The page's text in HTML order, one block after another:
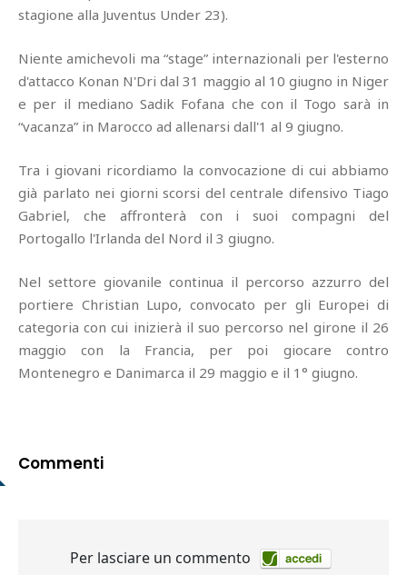
stagione alla Juventus Under 23).
Niente amichevoli ma “stage” internazionali per l'esterno
d'attacco Konan N'Dri dal 31 maggio al 10 giugno in Niger
e per il mediano Sadik Fofana che con il Togo sarà in
“vacanza” in Marocco ad allenarsi dall'1 al 9 giugno.
Tra i giovani ricordiamo la convocazione di cui abbiamo
già parlato nei giorni scorsi del centrale difensivo Tiago
Gabriel, che affronterà con i suoi compagni del
Portogallo l'Irlanda del Nord il 3 giugno.
Nel settore giovanile continua il percorso azzurro del
portiere Christian Lupo, convocato per gli Europei di
categoria con cui inizierà il suo percorso nel girone il 26
maggio con la Francia, per poi giocare contro
Montenegro e Danimarca il 29 maggio e il 1° giugno.
Commenti